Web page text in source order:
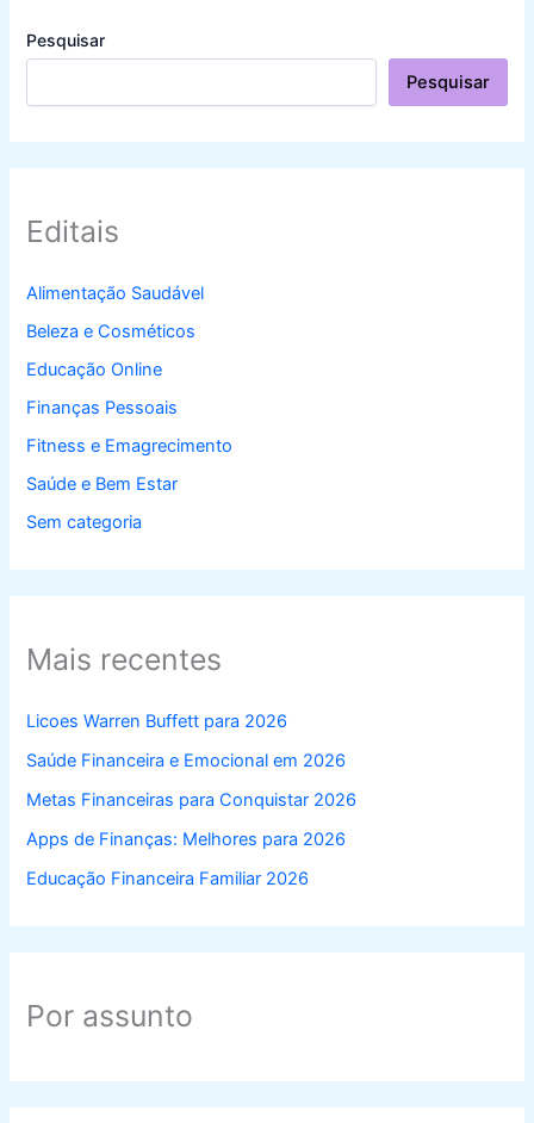
Pesquisar
Pesquisar
Editais
Alimentação Saudável
Beleza e Cosméticos
Educação Online
Finanças Pessoais
Fitness e Emagrecimento
Saúde e Bem Estar
Sem categoria
Mais recentes
Licoes Warren Buffett para 2026
Saúde Financeira e Emocional em 2026
Metas Financeiras para Conquistar 2026
Apps de Finanças: Melhores para 2026
Educação Financeira Familiar 2026
Por assunto